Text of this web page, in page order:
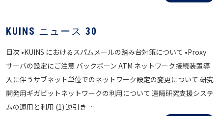
KUINS ニュース 30
目次 •KUINS におけるスパムメールの踏み台対策について •Proxy
サーバの設定にご注意 バックボーン ATM ネットワーク接続装置導
入に伴うサブネット単位でのネットワーク設定の変更について 研究
開発用ギガビットネットワークの利用について 遠隔研究支援システ
ムの運用と利用 (1) 逆引き …